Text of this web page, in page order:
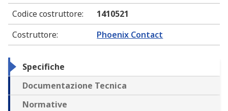
Codice costruttore:
1410521
Costruttore: Phoenix Contact
Specifiche
Documentazione Tecnica
Normative